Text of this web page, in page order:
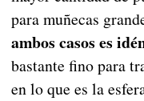
para muñecas
ambos casos es
bastante fino para
en lo que es la